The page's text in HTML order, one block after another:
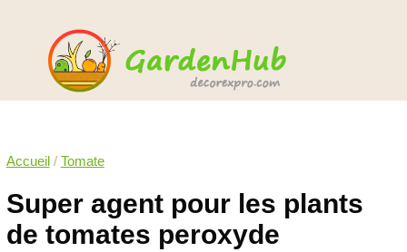
Accueil/ Tomate
Super agent pour les plants
de tomates peroxyde